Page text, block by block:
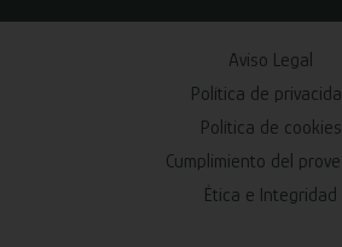
Aviso Legal
Política de
Política de cookies
Cumplimiento del
Ética e Integridad